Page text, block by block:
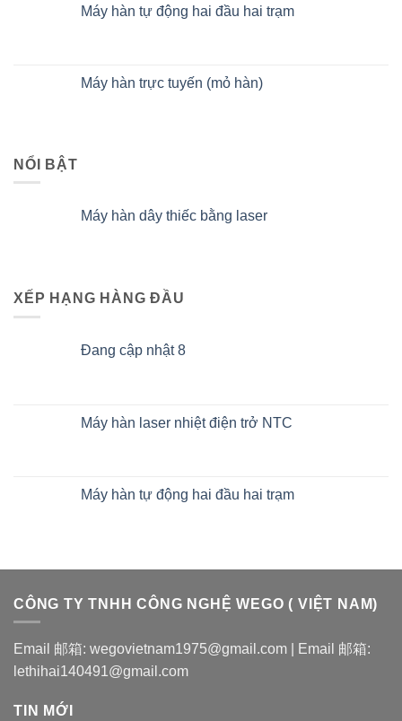
Máy hàn tự động hai đầu hai trạm
Máy hàn trực tuyến (mỏ hàn)
NỔI BẬT
Máy hàn dây thiếc bằng laser
XẾP HẠNG HÀNG ĐẦU
Đang cập nhật 8
Máy hàn laser nhiệt điện trở NTC
Máy hàn tự động hai đầu hai trạm
CÔNG TY TNHH CÔNG NGHỆ WEGO ( VIỆT NAM)
Email 邮箱: wegovietnam1975@gmail.com | Email 邮箱:
lethihai140491@gmail.com
TIN MỚI